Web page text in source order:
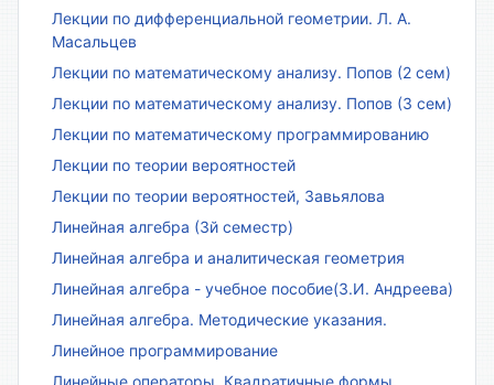
Лекции по дифференциальной геометрии. Л. А.
Масальцев
Лекции по математическому анализу. Попов (2 сем)
Лекции по математическому анализу. Попов (3 сем)
Лекции по математическому программированию
Лекции по теории вероятностей
Лекции по теории вероятностей, Завьялова
Линейная алгебра (3й семестр)
Линейная алгебра и аналитическая геометрия
Линейная алгебра - учебное пособие(З.И. Андреева)
Линейная алгебра. Методические указания.
Линейное программирование
Линейные операторы. Квадратичные формы.